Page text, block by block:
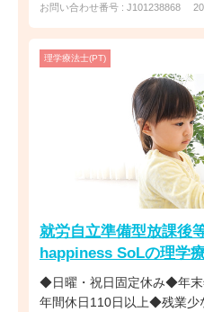
お問い合わせ番号 : J101238868
理学療法士(PT)
就労自立準備型放課後
happiness SoLの理学
◆日曜・祝日固定休み◆年
年間休日110日以上◆残業